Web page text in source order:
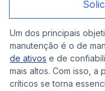
Um dos principais
manutenção é o de
de ativos e de
mais altos. Com isso,
críticos se torna